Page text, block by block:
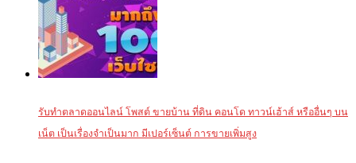
รับทำตลาดออนไลน์ โพสต์ ขายบ้าน ที่ดิน คอนโด ทาวน์เฮ้าส์ หรืออื่นๆ บน
เน็ต เป็นเรื่องจำเป็นมาก มีเปอร์เซ็นต์ การขายเพิ่มสูง